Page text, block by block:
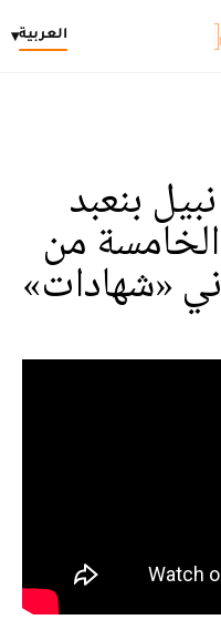
العربية▾
بنعبد
من
«شهادات»